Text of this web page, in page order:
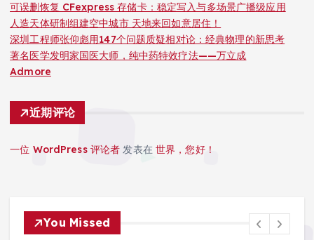
可误删恢复 CFexpress 存储卡：稳定写入与多场景广播级应用
人造天体研制组建空中城市 天地来回如意居住！
深圳工程师张仰彪用147个问题质疑相对论：经典物理的新思考
著名医学发明家国医大师，纯中药特效疗法——万立成
Admore
近期评论
一位 WordPress 评论者 发表在世界，您好！
You Missed